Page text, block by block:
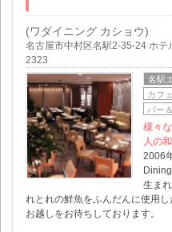
(ワダイニング カショウ)
名古屋市中村区名駅2-35-24 ホ
2323
名駅
カフ
バー
様々
人の
2006
生ま
れとれの鮮魚をふんだんに使用
お越しをお待ちしております。